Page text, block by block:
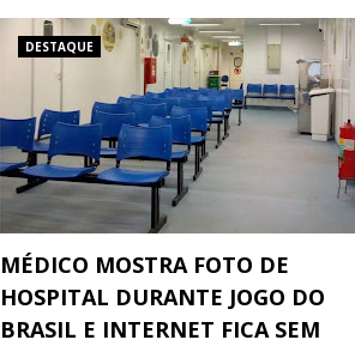
DESTAQUE
MÉDICO MOSTRA FOTO DE
HOSPITAL DURANTE JOGO DO
BRASIL E INTERNET FICA SEM